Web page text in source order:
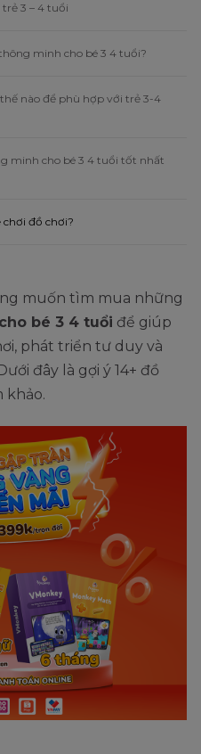
3 – 4 tuổi
minh cho bé 3 4 tuổi?
nào để phù hợp với trẻ 3-4
minh cho bé 3 4 tuổi tốt nhất
chơi đồ chơi?
muốn tìm mua những
bé 3 4 tuổi để giúp
phát triển tư duy và
đây là gợi ý 14+ đồ
khảo.